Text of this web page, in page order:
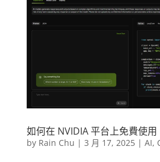
如何在 NVIDIA 平台上免費使
by Rain Chu | 3 月 17, 2025| AI,